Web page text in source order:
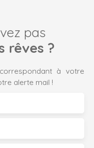
pas
rêves ?
à votre
alerte mail !